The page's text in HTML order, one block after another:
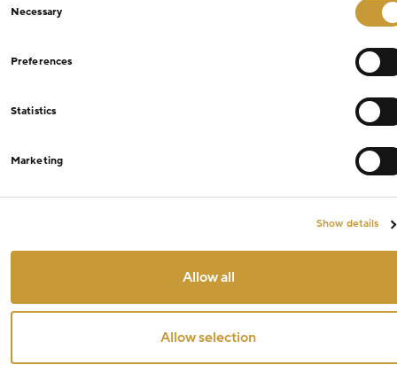
Selection
Necessary
Preferences
Statistics
Marketing
Show details
Allow all
Allow selection